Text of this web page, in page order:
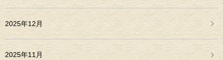
2025年12月
2025年11月